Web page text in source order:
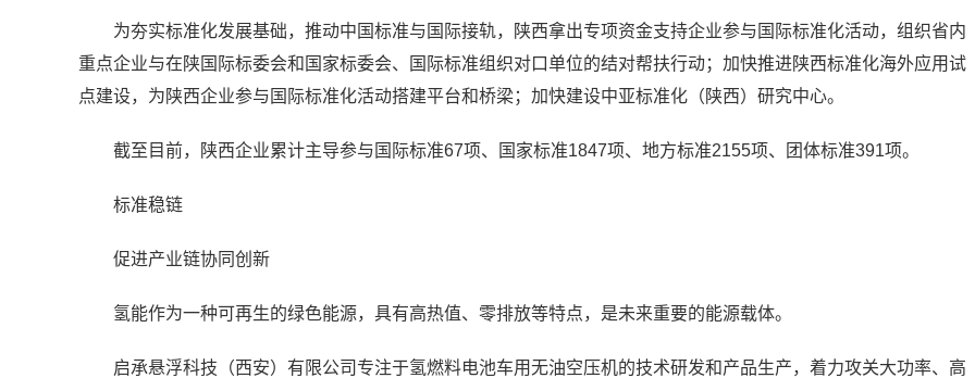
为夯实标准化发展基础，推动中国标准与国际接轨，陕西拿出专项资金支持企业参与国际标准化活动，组织省内
重点企业与在陕国际标委会和国家标委会、国际标准组织对口单位的结对帮扶行动；加快推进陕西标准化海外应用试
点建设，为陕西企业参与国际标准化活动搭建平台和桥梁；加快建设中亚标准化（陕西）研究中心。
截至目前，陕西企业累计主导参与国际标准67项、国家标准1847项、地方标准2155项、团体标准391项。
标准稳链
促进产业链协同创新
氢能作为一种可再生的绿色能源，具有高热值、零排放等特点，是未来重要的能源载体。
启承悬浮科技（西安）有限公司专注于氢燃料电池车用无油空压机的技术研发和产品生产，着力攻关大功率、高